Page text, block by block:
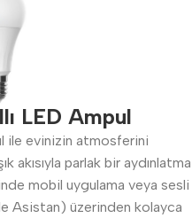
LED Ampul
ile evinizin atmosferini
akısıyla parlak bir aydınlatma
mobil uygulama veya sesli
Asistan) üzerinden kolayca